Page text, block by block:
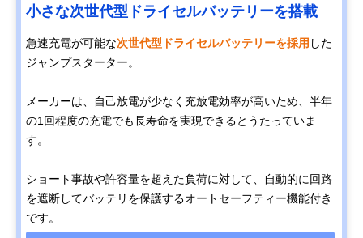
小さな次世代型ドライセルバッテリーを搭載
急速充電が可能な次世代型ドライセルバッテリーを採用 した
ジャンプスターター。
メーカーは、自己放電が少なく充放電効率が高いため、半年
の1回程度の充電でも長寿命を実現できるとうたっていま
す。
ショート事故や許容量を超えた負荷に対して、自動的に回路
を遮断してバッテリを保護するオートセーフティー機能付き
です。